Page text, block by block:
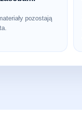
pozostają